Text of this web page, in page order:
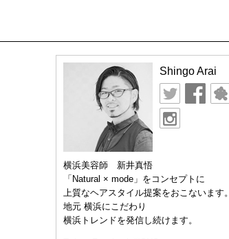
Shingo Arai
横浜美容師 新井真悟
「Natural × mode」をコンセプトに
上質なヘアスタイル提案をおこないます。
地元 横浜にこだわり
横浜トレンドを発信し続けます。